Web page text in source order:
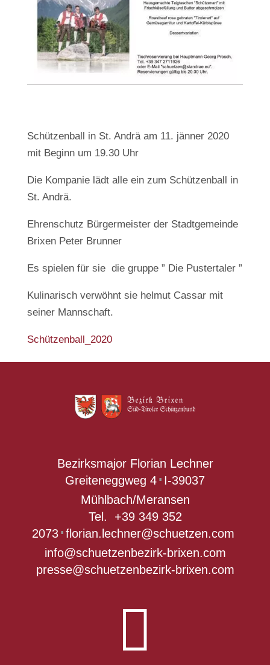
Schützenball in St. Andrä am 11. jänner 2020
mit Beginn um 19.30 Uhr
Die Kompanie lädt alle ein zum Schützenball in
St. Andrä.
Ehrenschutz Bürgermeister der Stadtgemeinde
Brixen Peter Brunner
Es spielen für sie die gruppe ” Die Pustertaler ”
Kulinarisch verwöhnt sie helmut Cassar mit
seiner Mannschaft.
Schützenball_2020
Bezirksmajor Florian Lechner
Greiteneggweg 4 ∎ I-39037
Mühlbach/Meransen
Tel. +39 349 352
2073 ∎ florian.lechner@schuetzen.com
info@schuetzenbezirk-brixen.com
presse@schuetzenbezirk-brixen.com
